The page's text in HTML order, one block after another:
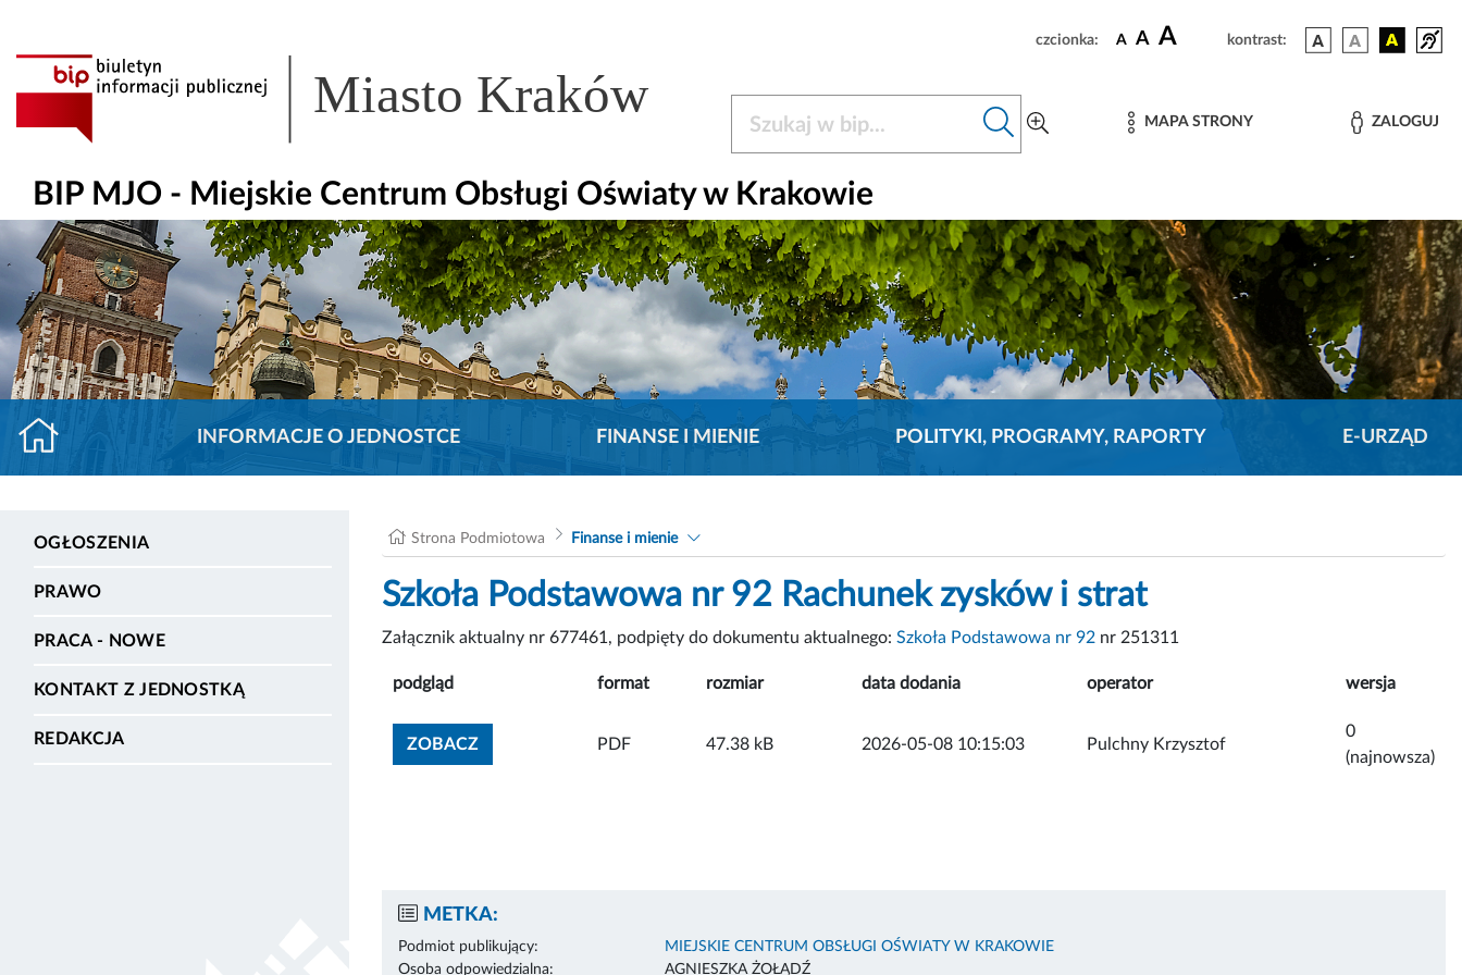
czcionka: A A A kontrast:
Miasto Kraków MAPA STRONY ZALOGUJ
BIP MJO - Miejskie Centrum Obsługi Oświaty w Krakowie
INFORMACJE O JEDNOSTCE FINANSE I MIENIE POLITYKI, PROGRAMY, RAPORTY E-URZĄD
OGŁOSZENIA
PRAWO
PRACA - NOWE
KONTAKT Z JEDNOSTKĄ
REDAKCJA
Strona Podmiotowa Finanse i mienie
Szkoła Podstawowa nr 92 Rachunek zysków i strat
Załącznik aktualny nr 677461, podpięty do dokumentu aktualnego: Szkoła Podstawowa nr 92 nr 251311
podgląd format rozmiar data dodania operator wersja
ZOBACZZOBACZ ZAŁĄCZNIK
PDF 47.38 kB 2026-05-08 10:15:03 Pulchny Krzysztof
0
(najnowsza)
METKA:
Podmiot publikujący:
MIEJSKIE CENTRUM OBSŁUGI OŚWIATY W KRAKOWIE
Osoba odpowiedzialna:
AGNIESZKA ŻOŁĄDŹ